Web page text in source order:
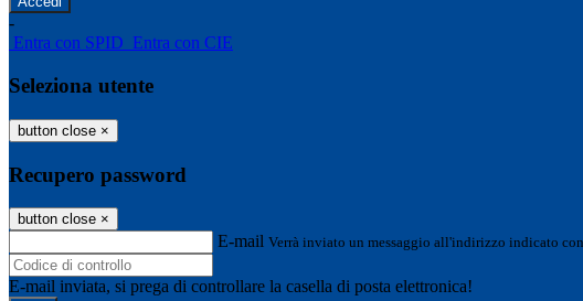
-
Entra con SPID Entra con CIE
Seleziona utente
button close ×
Recupero password
button close ×
E-mail Verrà inviato un messaggio all'indirizzo indicato
E-mail inviata, si prega di controllare la casella di posta elettronica!